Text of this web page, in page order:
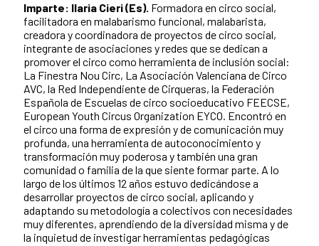
Imparte: Ilaria Cieri (Es). Formadora en circo social,
facilitadora en malabarismo funcional, malabarista,
creadora y coordinadora de proyectos de circo social,
integrante de asociaciones y redes que se dedican a
promover el circo como herramienta de inclusión social:
La Finestra Nou Circ, La Asociación Valenciana de Circo
AVC, la Red Independiente de Cirqueras, la Federación
Española de Escuelas de circo socioeducativo FEECSE,
European Youth Circus Organization EYCO. Encontró en
el circo una forma de expresión y de comunicación muy
profunda, una herramienta de autoconocimiento y
transformación muy poderosa y también una gran
comunidad o familia de la que siente formar parte. A lo
largo de los últimos 12 años estuvo dedicándose a
desarrollar proyectos de circo social, aplicando y
adaptando su metodología a colectivos con necesidades
muy diferentes, aprendiendo de la diversidad misma y de
la inquietud de investigar herramientas pedagógicas